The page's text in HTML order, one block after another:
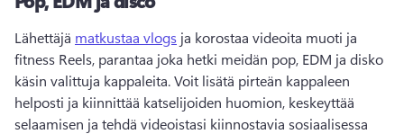
Lähettäjä matkustaa vlogs ja korostaa videoita muoti ja
fitness Reels, parantaa joka hetki meidän pop, EDM ja disko
käsin valittuja kappaleita. Voit lisätä pirteän kappaleen
helposti ja kiinnittää katselijoiden huomion, keskeyttää
selaamisen ja tehdä videoistasi kiinnostavia sosiaalisessa